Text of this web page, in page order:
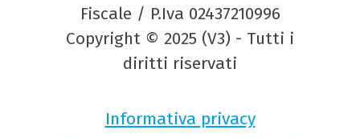
Fiscale / P.Iva 02437210996
Copyright © 2025 (V3) - Tutti i
diritti riservati
Informativa privacy